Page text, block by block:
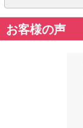
お客様の声